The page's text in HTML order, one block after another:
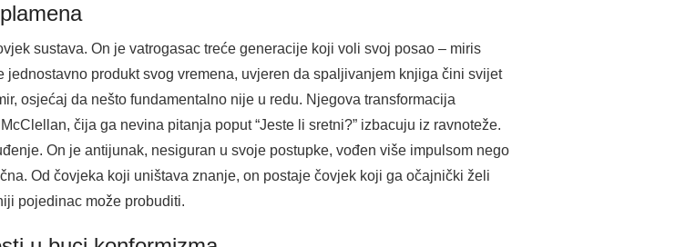
sustava. On je vatrogasac treće generacije koji voli svoj posao – miris
jednostavno produkt svog vremena, uvjeren da spaljivanjem knjiga čini svijet
osjećaj da nešto fundamentalno nije u redu. Njegova transformacija
čija ga nevina pitanja poput “Jeste li sretni?” izbacuju iz ravnoteže.
On je antijunak, nesiguran u svoje postupke, vođen više impulsom nego
Od čovjeka koji uništava znanje, on postaje čovjek koji ga očajnički želi
pojedinac može probuditi.